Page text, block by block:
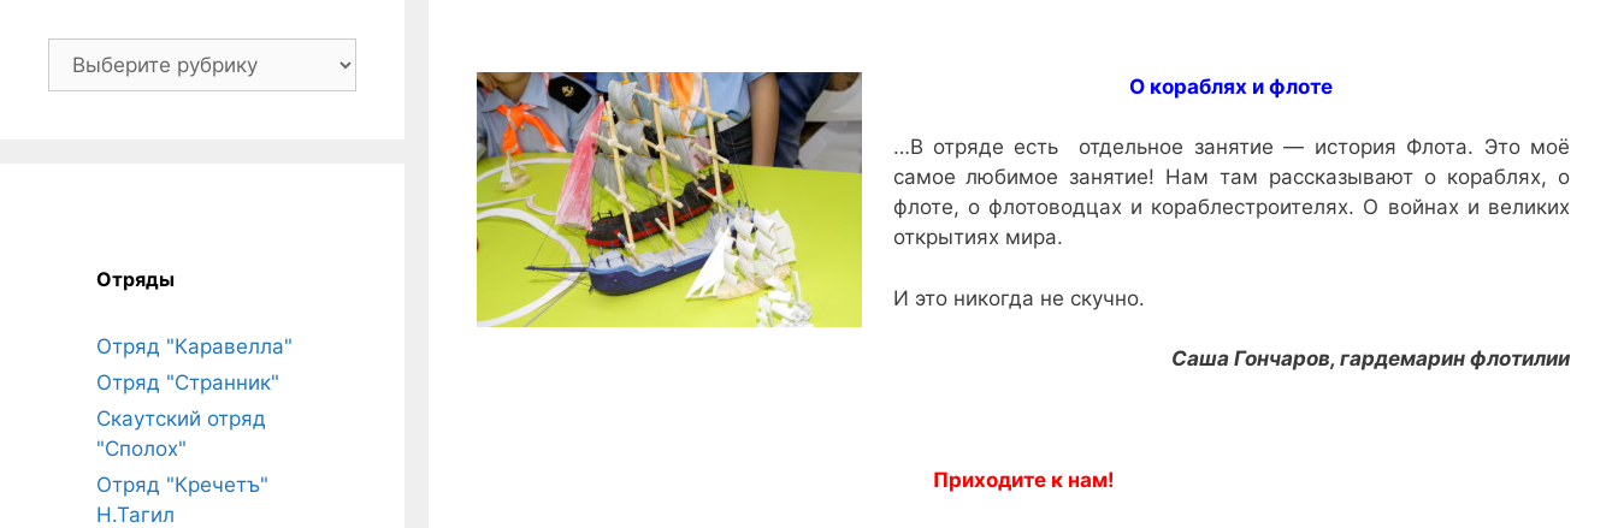
О кораблях и флоте
…В отряде есть отдельное занятие — история Флота. Это моё
самое любимое занятие! Нам там рассказывают о кораблях, о
флоте, о флотоводцах и кораблестроителях. О войнах и великих
открытиях мира.
И это никогда не скучно.
Саша Гончаров, гардемарин флотилии
Приходите к нам!
Рубрики
Отряды
Отряд "Каравелла"
Отряд "Странник"
Скаутский отряд
"Сполох"
Отряд "Кречетъ"
Н.Тагил